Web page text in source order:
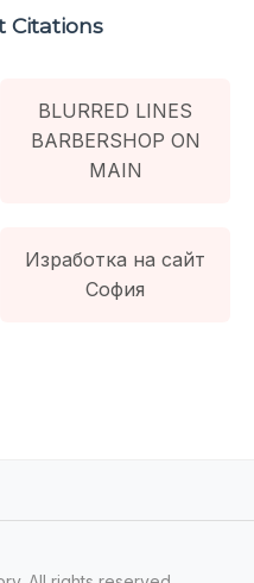
Citations
BLURRED LINES
BARBERSHOP ON
MAIN
Изработка на сайт
София